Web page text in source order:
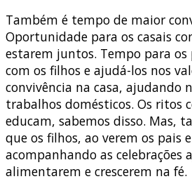
Também é tempo de maior
Oportunidade para os casais
estarem juntos. Tempo para
com os filhos e ajudá-los nos
convivência na casa, ajudando
trabalhos domésticos. Os ritos
educam, sabemos disso. Mas,
que os filhos, ao verem os pais
acompanhando as celebrações
alimentarem e crescerem na fé.